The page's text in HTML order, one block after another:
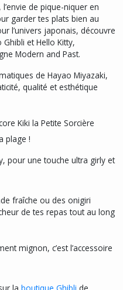
de pique-niquer en
garder tes plats bien au
l’univers japonais, découvre
et Hello Kitty,
Modern and Past.
de Hayao Miyazaki,
qualité et esthétique
Kiki la Petite Sorcière
plage !
pour une touche ultra girly et
fraîche ou des onigiri
de tes repas tout au long
mignon, c’est l’accessoire
la boutique Ghibli de